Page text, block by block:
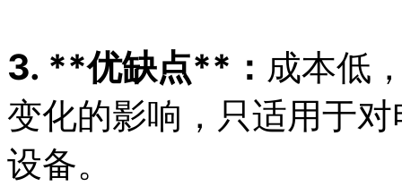
3. **优缺点**： 成本低
变化的影响，只适用于
设备。